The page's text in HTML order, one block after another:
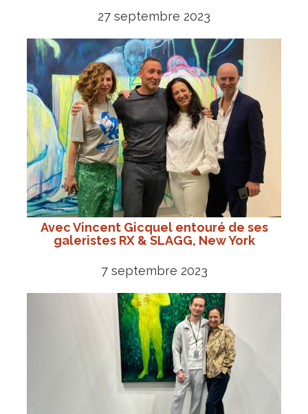
27 septembre 2023
Avec Vincent Gicquel entouré de ses
galeristes RX & SLAGG, New York
7 septembre 2023